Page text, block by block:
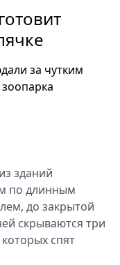
за чутким
зданий
по длинным
до закрытой
скрываются три
спят